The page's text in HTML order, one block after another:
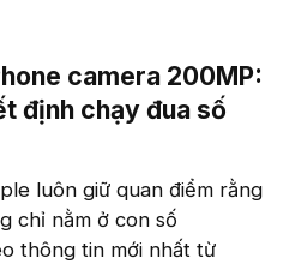
camera 200MP:
định chạy đua số
luôn giữ quan điểm rằng
chỉ nằm ở con số
thông tin mới nhất từ